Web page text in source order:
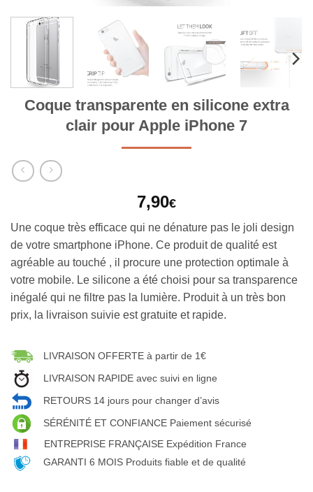
Coque transparente en silicone extra
clair pour Apple iPhone 7
7,90€
Une coque très efficace qui ne dénature pas le joli design
de votre smartphone iPhone. Ce produit de qualité est
agréable au touché , il procure une protection optimale à
votre mobile. Le silicone a été choisi pour sa transparence
inégalé qui ne filtre pas la lumière. Produit à un très bon
prix, la livraison suivie est gratuite et rapide.
LIVRAISON OFFERTE à partir de 1€
LIVRAISON RAPIDE avec suivi en ligne
RETOURS 14 jours pour changer d’avis
SÉRÉNITÉ ET CONFIANCE Paiement sécurisé
ENTREPRISE FRANÇAISE Expédition France
GARANTI 6 MOIS Produits fiable et de qualité